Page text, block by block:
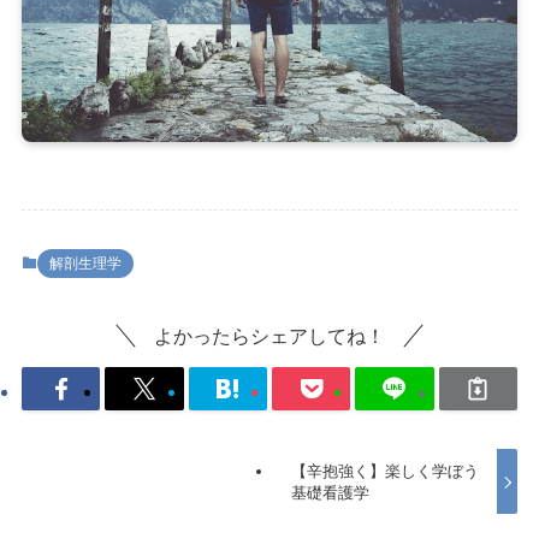
解剖生理学
よかったらシェアしてね！
【辛抱強く】楽しく学ぼう
基礎看護学